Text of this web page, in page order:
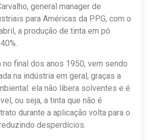
general manager de
para Américas da PPG, com o
a produção de tinta em pó
no final dos anos 1950, vem sendo
na indústria em geral, graças a
ela não libera solventes e é
ou seja, a tinta que não é
durante a aplicação volta para o
desperdícios.